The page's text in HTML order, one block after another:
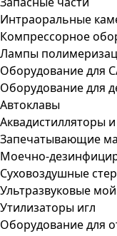
Интраоральные
Компрессорное
Лампы
Оборудование для
Оборудование для
Автоклавы
Аквадистилляторы
Запечатывающие
Моечно-
Суховоздушные
Ультразвуковые
Утилизаторы игл
Оборудование для